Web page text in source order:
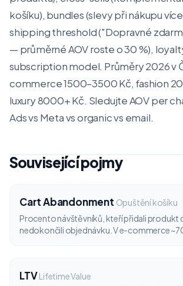
košíku), bundles (slevy při nákupu
shipping threshold ("Dopravné
— průměrné AOV roste o 30 %),
subscription model. Průměry 2026 v
commerce 1500–3500 Kč, fashion
luxury 8000+ Kč. Sledujte AOV per
Ads vs Meta vs organic vs email.
Související pojmy
Cart Abandonment Opuštění košíku
Procento návštěvníků, kteří přidali produkt
nedokončili objednávku. V e-commerce ~70
LTVLifetime Value